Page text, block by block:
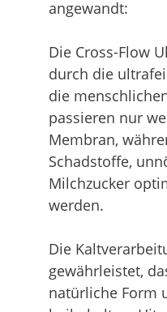
angewandt:
Die Cross-Flow
durch die
die
passieren nur
Membran,
Schadstoffe,
Milchzucker
werden.
Die
gewährleistet,
natürliche Form